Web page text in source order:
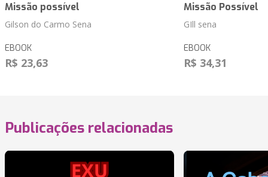
Missão possível
Gilson do Carmo Sena
EBOOK
R$ 23,63
Missão Possível
GIll sena
EBOOK
R$ 34,31
Publicações relacionadas